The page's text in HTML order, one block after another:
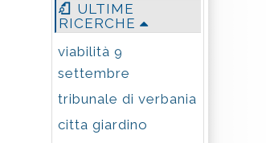
ULTIME
RICERCHE
viabilità 9
settembre
tribunale di verbania
citta giardino